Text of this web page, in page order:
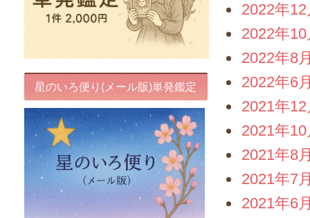
2022年12
2022年10
2022年8
2022年6
2021年12
2021年10
2021年8
2021年7
2021年6
星のいろ便り(メール版)単発鑑定